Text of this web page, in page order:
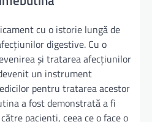
cu o istorie lungă de
digestive. Cu o
și tratarea afecțiunilor
un instrument
pentru tratarea acestor
a fost demonstrată a fi
pacienți, ceea ce o face o